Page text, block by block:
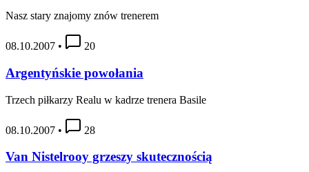
Nasz stary znajomy znów trenerem
08.10.2007 • 20
Argentyńskie powołania
Trzech piłkarzy Realu w kadrze trenera Basile
08.10.2007 • 28
Van Nistelrooy grzeszy skutecznością